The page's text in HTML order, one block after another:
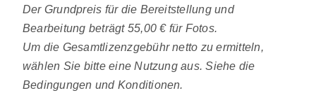
Der Grundpreis für die Bereitstellung und
Bearbeitung beträgt 55,00 € für Fotos.
Um die Gesamtlizenzgebühr netto zu ermitteln,
wählen Sie bitte eine Nutzung aus. Siehe die
Bedingungen und Konditionen.